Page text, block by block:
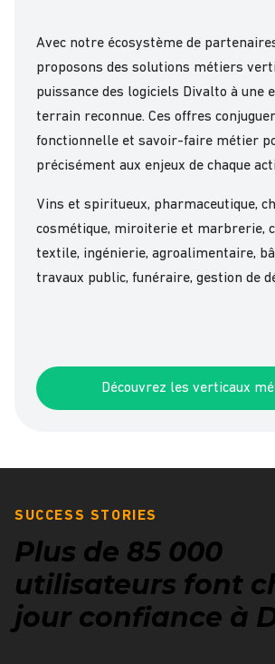
Avec notre écosystème de
proposons des solutions métiers
puissance des logiciels Divalto à une
terrain reconnue. Ces offres
fonctionnelle et savoir-faire métier
précisément aux enjeux de chaque
Vins et spiritueux, pharmaceutique,
cosmétique, miroiterie et marbrerie,
textile, ingénierie, agroalimentaire,
travaux public, funéraire, gestion de
Découvrez les verticaux
SUCCESS STORIES
Plus de 85 000
utilisateurs font
jour confiance à